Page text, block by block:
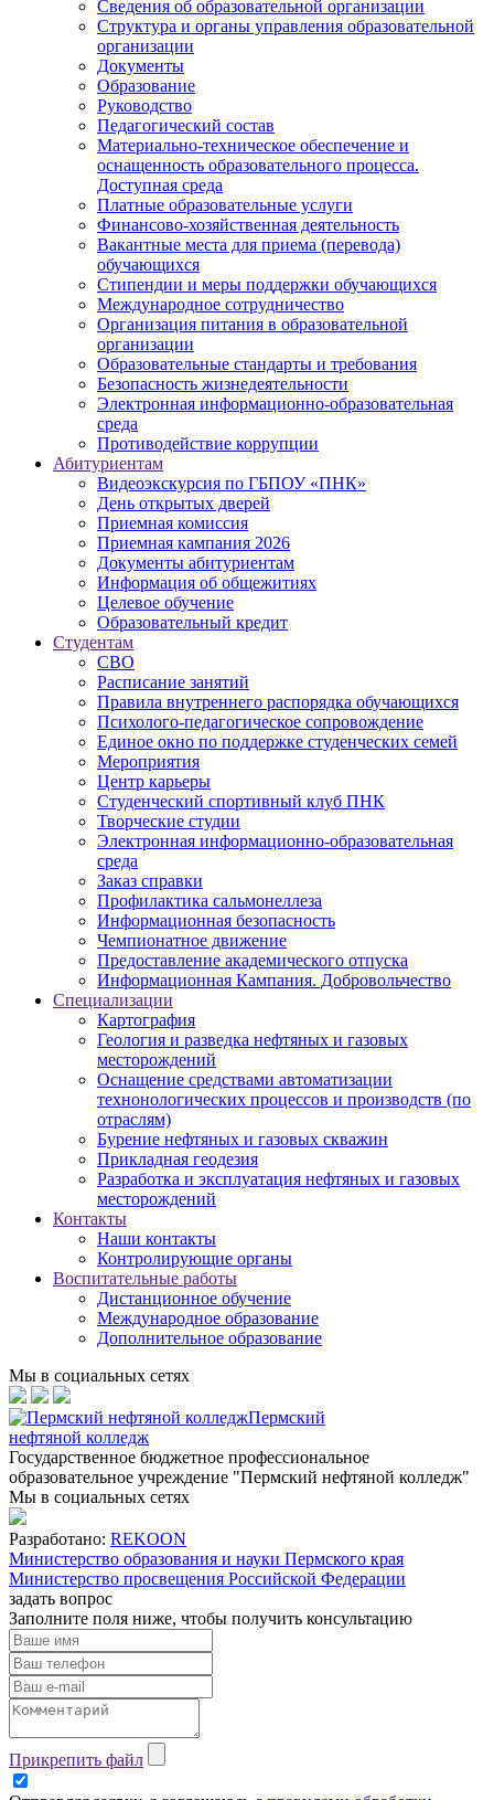
Сведения об образовательной организации
Структура и органы управления образовательной
организации
Документы
Образование
Руководство
Педагогический состав
Материально-техническое обеспечение и
оснащенность образовательного процесса.
Доступная среда
Платные образовательные услуги
Финансово-хозяйственная деятельность
Вакантные места для приема (перевода)
обучающихся
Стипендии и меры поддержки обучающихся
Международное сотрудничество
Организация питания в образовательной
организации
Образовательные стандарты и требования
Безопасность жизнедеятельности
Электронная информационно-образовательная
среда
Противодействие коррупции
Абитуриентам
Видеоэкскурсия по ГБПОУ «ПНК»
День открытых дверей
Приемная комиссия
Приемная кампания 2026
Дoкументы абитуриентам
Информация об общежитиях
Целевое обучение
Образовательный кредит
Студентам
СВО
Расписание занятий
Правила внутреннего распорядка обучающихся
Психолого-педагогическое сопровождение
Единое окно по поддержке студенческих семей
Мероприятия
Центр карьеры
Студенческий спортивный клуб ПНК
Творческие студии
Электронная информационно-образовательная
среда
Заказ справки
Профилактика сальмонеллеза
Информационная безопасность
Чемпионатное движение
Предоставление академического отпуска
Информационная Кампания. Добровольчество
Специализации
Картография
Геология и разведка нефтяных и газовых
месторождений
Оснащение средствами автоматизации
технонологических процессов и производств (по
отраслям)
Бурение нефтяных и газовых скважин
Прикладная геодезия
Разработка и эксплуатация нефтяных и газовых
месторождений
Контакты
Наши контакты
Контролирующие органы
Воспитательные работы
Дистанционное обучение
Международное образование
Дополнительное образование
Мы в социальных сетях
Пермский
нефтяной колледж
Государственное бюджетное профессиональное
образовательное учреждение "Пермский нефтяной колледж"
Мы в социальных сетях
Разработано: REKOON
Министерство образования и науки Пермского края
Министерство просвещения Российской Федерации
задать вопрос
Заполните поля ниже, чтобы получить консультацию
Прикрепить файл